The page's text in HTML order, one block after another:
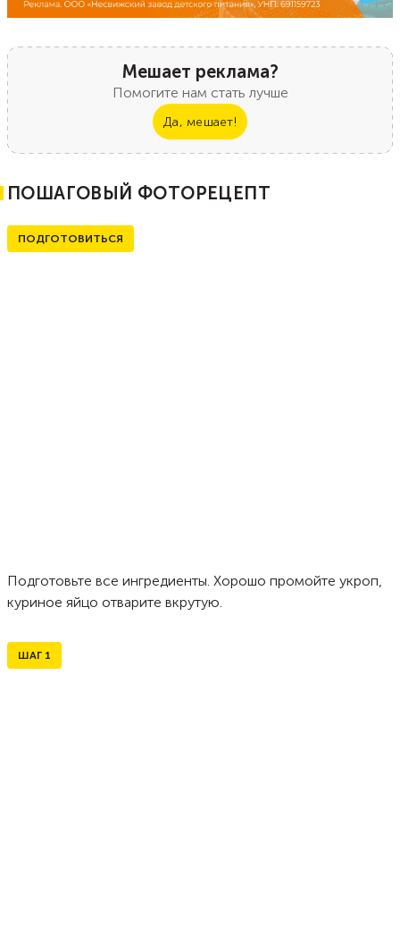
Мешает реклама?
Помогите нам стать лучше
Да, мешает!
ПОШАГОВЫЙ ФОТОРЕЦЕПТ
ПОДГОТОВИТЬСЯ
Подготовьте все ингредиенты. Хорошо промойте укроп,
куриное яйцо отварите вкрутую.
ШАГ 1